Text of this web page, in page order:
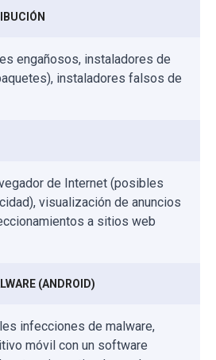
engañosos, instaladores de
instaladores falsos de
de Internet (posibles
visualización de anuncios
a sitios web
(ANDROID)
infecciones de malware,
móvil con un software